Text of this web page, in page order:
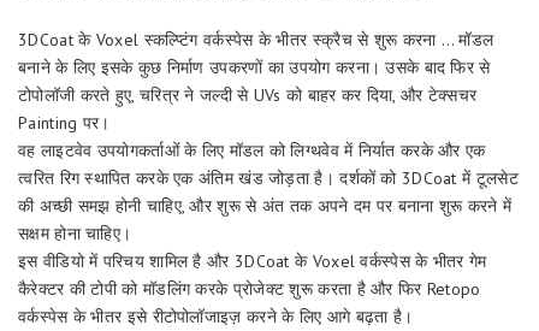
3DCoat के Voxel स्कल्प्टिंग वर्कस्पेस के भीतर स्क्रैच से शुरू करना … मॉडल
बनाने के लिए इसके कुछ निर्माण उपकरणों का उपयोग करना। उसके बाद फिर से
टोपोलॉजी करते हुए, चरित्र ने जल्दी से UVs को बाहर कर दिया, और टेक्सचर
Painting पर।
वह लाइटवेव उपयोगकर्ताओं के लिए मॉडल को लिग्थवेव में निर्यात करके और एक
त्वरित रिग स्थापित करके एक अंतिम खंड जोड़ता है। दर्शकों को 3DCoat में टूलसेट
की अच्छी समझ होनी चाहिए, और शुरू से अंत तक अपने दम पर बनाना शुरू करने में
सक्षम होना चाहिए।
इस वीडियो में परिचय शामिल है और 3DCoat के Voxel वर्कस्पेस के भीतर गेम
कैरेक्टर की टोपी को मॉडलिंग करके प्रोजेक्ट शुरू करता है और फिर Retopo
वर्कस्पेस के भीतर इसे रीटोपोलॉजाइज़ करने के लिए आगे बढ़ता है।